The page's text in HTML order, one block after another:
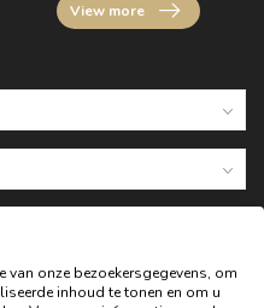
View more
onze bezoekersgegevens, om
inhoud te tonen en om u